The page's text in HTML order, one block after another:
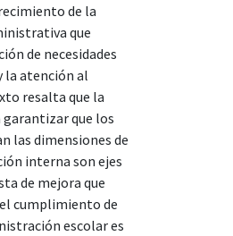
de la
que
de necesidades
la atención al
resalta que la
garantizar que los
las dimensiones de
interna son ejes
de mejora que
cumplimiento de
escolar es